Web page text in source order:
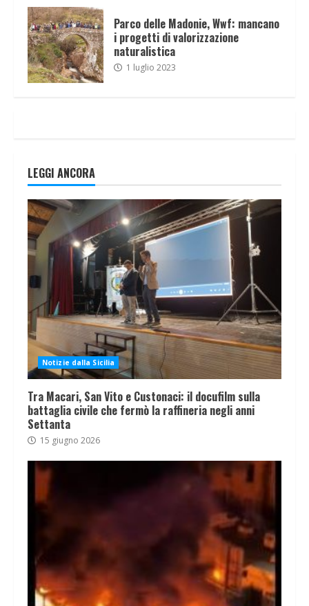
Parco delle Madonie, Wwf: mancano
i progetti di valorizzazione
naturalistica
1 luglio 2023
LEGGI ANCORA
Notizie dalla Sicilia
Tra Macari, San Vito e Custonaci: il docufilm sulla
battaglia civile che fermò la raffineria negli anni
Settanta
15 giugno 2026